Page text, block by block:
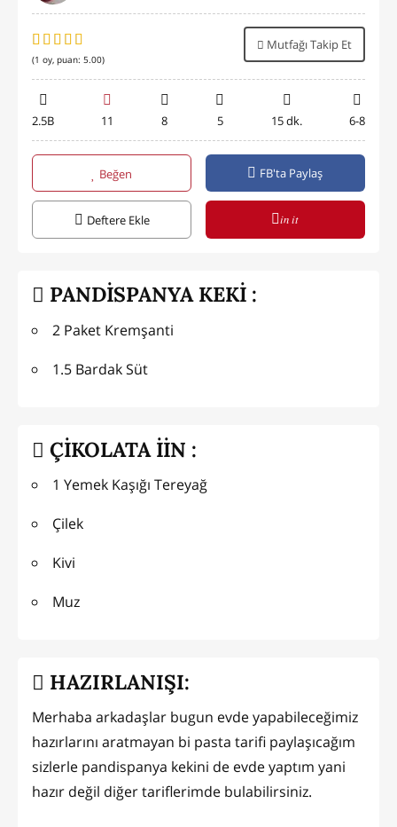
(1 oy, puan: 5.00)
Mutfağı Takip Et
2.5B 11 8 5 15 dk. 6-8
Beğen FB'ta Paylaş
Deftere Ekle in it
PANDİSPANYA KEKİ :
2 Paket Kremşanti
1.5 Bardak Süt
ÇİKOLATA İİN :
1 Yemek Kaşığı Tereyağ
Çilek
Kivi
Muz
HAZIRLANIŞI:
Merhaba arkadaşlar bugun evde yapabileceğimiz
hazırlarını aratmayan bi pasta tarifi paylaşıcağım
sizlerle pandispanya kekini de evde yaptım yani
hazır değil diğer tariflerimde bulabilirsiniz.